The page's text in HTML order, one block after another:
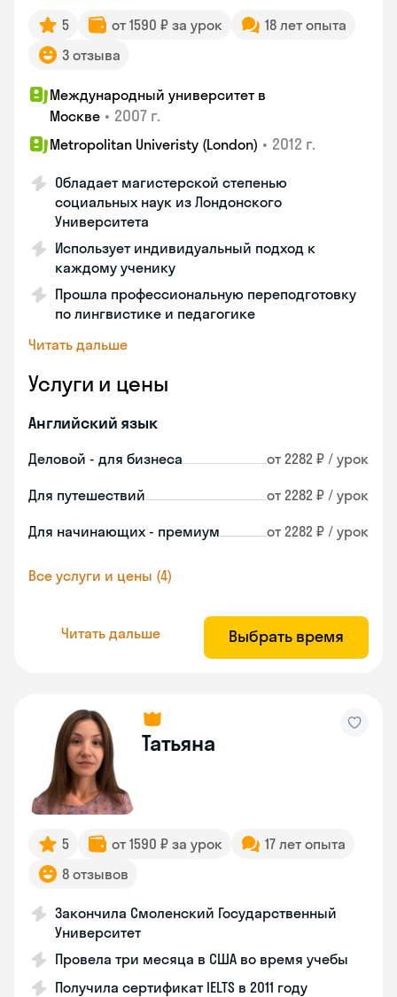
5 от 1590 ₽ за урок
18 лет опыта
3 отзыва
Международный университет в
Москве • 2007 г.
Metropolitan Univeristy (London) • 2012 г.
Обладает магистерской степенью
социальных наук из Лондонского
Университета
Использует индивидуальный подход к
каждому ученику
Прошла профессиональную переподготовку
по лингвистике и педагогике
Читать дальше
Услуги и цены
Английский язык
Деловой - для бизнеса от 2282 ₽ / урок
Для путешествий от 2282 ₽ / урок
Для начинающих - премиум от 2282 ₽ / урок
Все услуги и цены (4)
Читать дальше Выбрать время
Татьяна
5 от 1590 ₽ за урок
17 лет опыта
8 отзывов
Закончила Смоленский Государственный
Университет
Провела три месяца в США во время учебы
Получила сертификат IELTS в 2011 году